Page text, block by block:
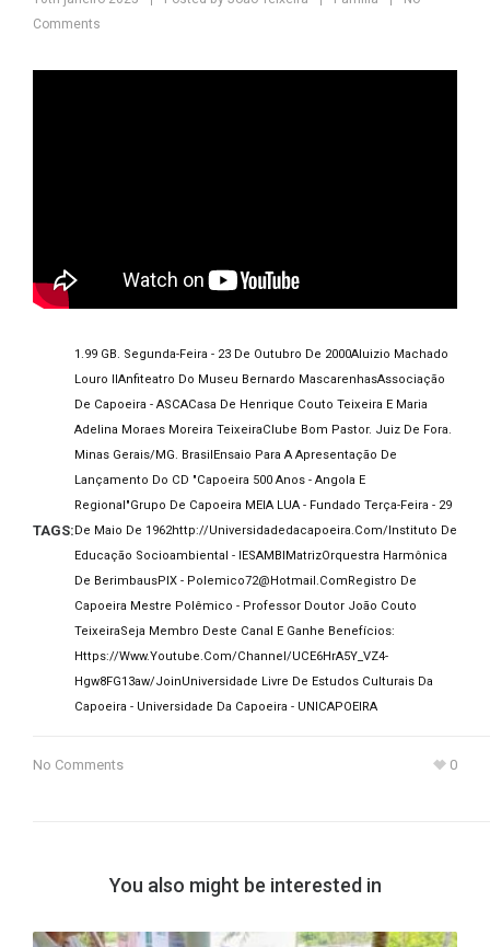
Comments
TAGS:
1.99 GB. Segunda-Feira - 23 De Outubro De 2000Aluizio Machado
Louro II Anfiteatro Do Museu Bernardo MascarenhasAssociação
De Capoeira - ASCACasa De Henrique Couto Teixeira E Maria
Adelina Moraes Moreira TeixeiraClube Bom Pastor. Juiz De Fora.
Minas Gerais/MG. Brasil Ensaio Para A Apresentação De
Lançamento Do CD "Capoeira 500 Anos - Angola E
Regional"Grupo De Capoeira MEIA LUA - Fundado Terça-Feira - 29
De Maio De 1962Http://universidadedacapoeira.com/ Instituto De
Educação Socioambiental - IESAMBI MatrizOrquestra Harmônica
De BerimbausPIX - Polemico72@hotmail.com Registro De
Capoeira Mestre Polêmico - Professor Doutor João Couto
TeixeiraSeja Membro Deste Canal E Ganhe Benefícios:
Https://www.youtube.com/channel/UCE6HrA5Y_VZ4-
Hgw8FG13aw/joinUniversidade Livre De Estudos Culturais Da
Capoeira - Universidade Da Capoeira - UNICAPOEIRA
No Comments 0
You also might be interested in